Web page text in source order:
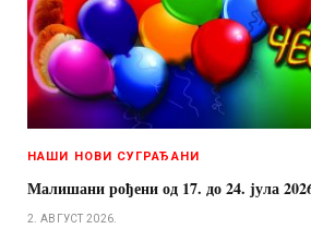
НАШИ НОВИ СУГРАЂАНИ
Малишани рођени од 17. до 24. јула
2. АВГУСТ 2026.